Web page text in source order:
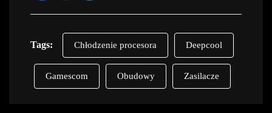
Tags: Chłodzenie procesora Deepcool
Gamescom Obudowy Zasilacze